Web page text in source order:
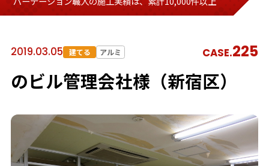
2019.03.05 建てる アルミ CASE.225
のビル管理会社様（新宿区）